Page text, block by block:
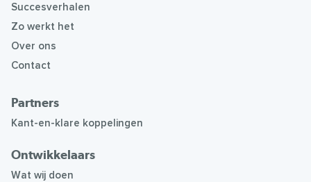
Succesverhalen
Zo werkt het
Over ons
Contact
Partners
Kant-en-klare koppelingen
Ontwikkelaars
Wat wij doen